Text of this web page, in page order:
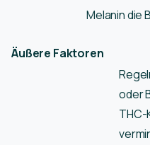
Melanin die
Äußere Faktoren
oder
THC-